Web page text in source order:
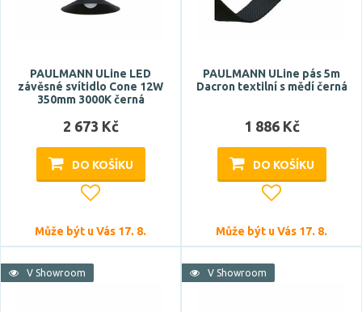
PAULMANN ULine LED
závěsné svítidlo Cone 12W
350mm 3000K černá
2 673 Kč
DO KOŠÍKU
Může být u Vás 17. 8.
PAULMANN ULine pás 5m
Dacron textilní s mědí černá
1 886 Kč
DO KOŠÍKU
Může být u Vás 17. 8.
V Showroom V Showroom